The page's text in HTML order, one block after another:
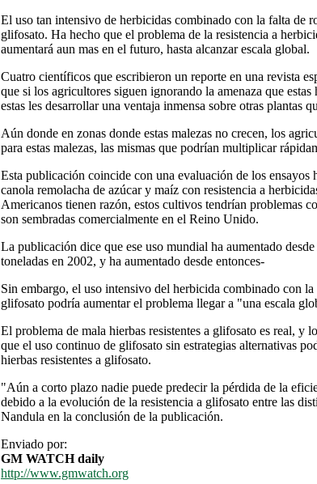
El uso tan intensivo de herbicidas combinado con la falta de
glifosato. Ha hecho que el problema de la resistencia a
aumentará aun mas en el futuro, hasta alcanzar escala global.
Cuatro científicos que escribieron un reporte en una revista
que si los agricultores siguen ignorando la amenaza que
estas les desarrollar una ventaja inmensa sobre otras plantas
Aún donde en zonas donde estas malezas no crecen, los
para estas malezas, las mismas que podrían multiplicar
Esta publicación coincide con una evaluación de los ensayos
canola remolacha de azúcar y maíz con resistencia a
Americanos tienen razón, estos cultivos tendrían problemas
son sembradas comercialmente en el Reino Unido.
La publicación dice que ese uso mundial ha aumentado
toneladas en 2002, y ha aumentado desde entonces-
Sin embargo, el uso intensivo del herbicida combinado con
glifosato podría aumentar el problema llegar a "una escala
El problema de mala hierbas resistentes a glifosato es real, y
que el uso continuo de glifosato sin estrategias alternativas
hierbas resistentes a glifosato.
"Aún a corto plazo nadie puede predecir la pérdida de la
debido a la evolución de la resistencia a glifosato entre las
Nandula en la conclusión de la publicación.
Enviado por:
GM WATCH daily
http://www.gmwatch.org